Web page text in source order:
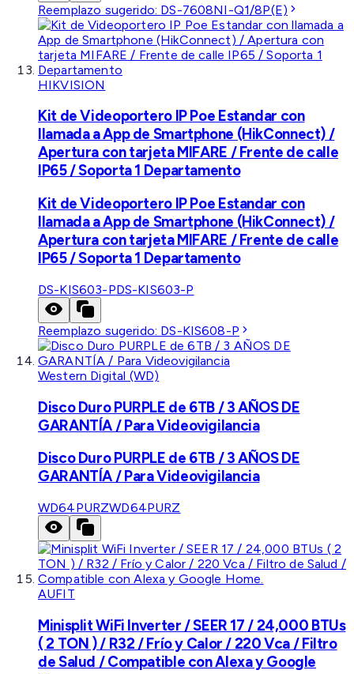
Reemplazo sugerido: DS-7608NI-Q1/8P(E)
HIKVISION
Kit de Videoportero IP Poe Estandar con
llamada a App de Smartphone (HikConnect) /
Apertura con tarjeta MIFARE / Frente de calle
IP65 / Soporta 1 Departamento
Kit de Videoportero IP Poe Estandar con
llamada a App de Smartphone (HikConnect) /
Apertura con tarjeta MIFARE / Frente de calle
IP65 / Soporta 1 Departamento
DS-KIS603-PDS-KIS603-P
Reemplazo sugerido: DS-KIS608-P
Western Digital (WD)
Disco Duro PURPLE de 6TB / 3 AÑOS DE
GARANTÍA / Para Videovigilancia
Disco Duro PURPLE de 6TB / 3 AÑOS DE
GARANTÍA / Para Videovigilancia
WD64PURZWD64PURZ
AUFIT
Minisplit WiFi Inverter / SEER 17 / 24,000 BTUs
( 2 TON ) / R32 / Frío y Calor / 220 Vca / Filtro
de Salud / Compatible con Alexa y Google